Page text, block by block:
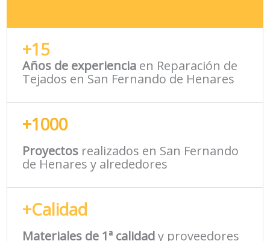
+15
Años de experiencia en Reparación de
Tejados en San Fernando de Henares
+1000
Proyectos realizados en San Fernando
de Henares y alrededores
+Calidad
Materiales de 1ª calidady proveedores